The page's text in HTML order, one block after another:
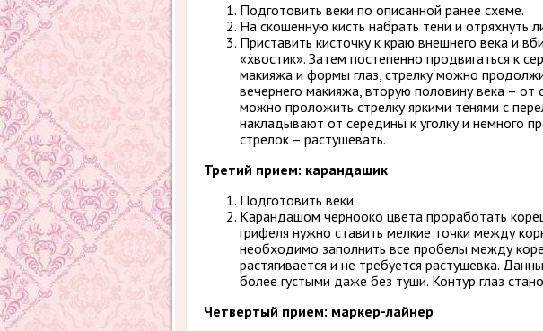
Подготовить веки по описанной ранее схеме.
На скошенную кисть набрать тени и отряхнуть
Приставить кисточку к краю внешнего века и
«хвостик». Затем постепенно продвигаться к
макияжа и формы глаз, стрелку можно
вечернего макияжа, вторую половину века – от
можно проложить стрелку яркими тенями с
накладывают от середины к уголку и немного
стрелок – растушевать.
Третий прием: карандашик
Подготовить веки
Карандашом чернооко цвета проработать
грифеля нужно ставить мелкие точки между
необходимо заполнить все пробелы между
растягивается и не требуется растушевка.
более густыми даже без туши. Контур глаз
Четвертый прием: маркер-лайнер